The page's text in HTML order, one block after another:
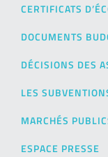
CERTIFICATS
DOCUMENTS
DÉCISIONS DES
LES
MARCHÉS
ESPACE PRESSE